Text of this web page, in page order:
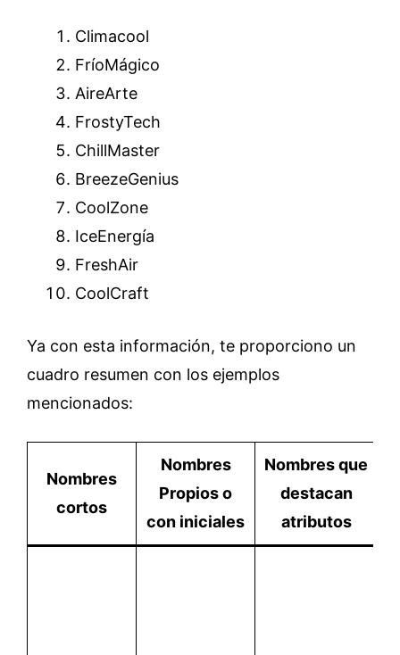
Climacool
FríoMágico
AireArte
FrostyTech
ChillMaster
BreezeGenius
CoolZone
IceEnergía
FreshAir
CoolCraft
Ya con esta información, te proporciono un
cuadro resumen con los ejemplos
mencionados:
Nombres
cortos
Nombres
Propios o
con iniciales
Nombres que
destacan
atributos